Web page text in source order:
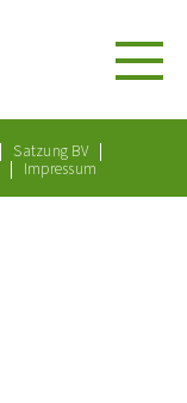
Satzung BV
Impressum